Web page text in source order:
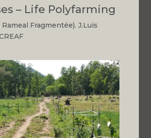
– Life Polyfarming
Fragmentée). J.Luis